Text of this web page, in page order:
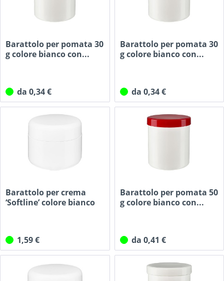
Barattolo per pomata 30
g colore bianco con...
da 0,34 €
Barattolo per pomata 30
g colore bianco con...
da 0,34 €
Barattolo per crema
‘Softline’ colore bianco
1,59 €
Barattolo per pomata 50
g colore bianco con...
da 0,41 €